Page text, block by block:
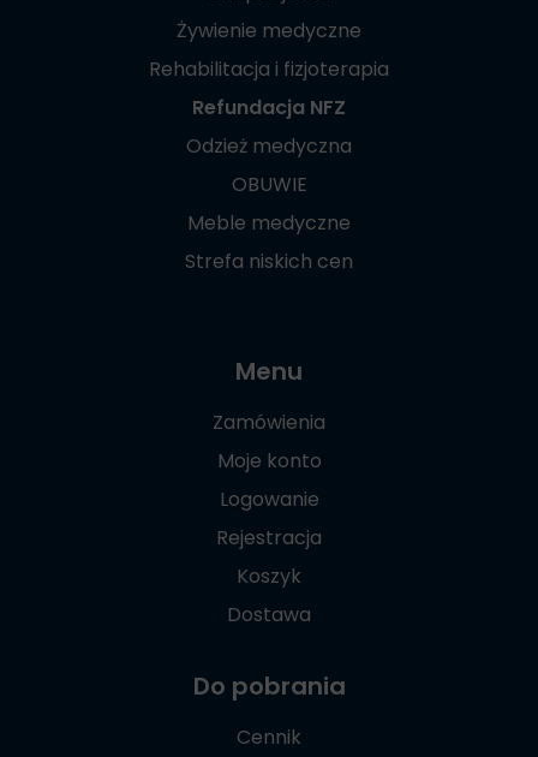
Żywienie medyczne
Rehabilitacja i fizjoterapia
Refundacja NFZ
Odzież medyczna
OBUWIE
Meble medyczne
Strefa niskich cen
Menu
Zamówienia
Moje konto
Logowanie
Rejestracja
Koszyk
Dostawa
Do pobrania
Cennik